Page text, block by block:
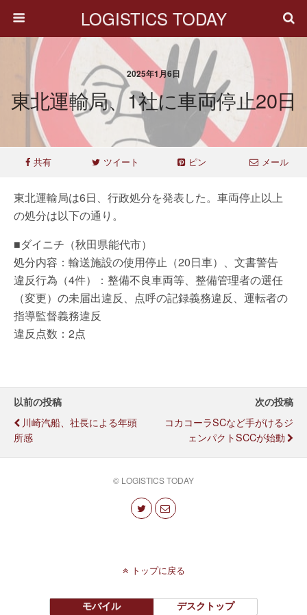
LOGISTICS TODAY
2025年1月6日
東北運輸局、1社に車両停止20日
共有 ツイート ピン メール
東北運輸局は6日、行政処分を発表した。車両停止以上
の処分は以下の通り。
■ダイニチ（秋田県能代市）
処分内容：輸送施設の使用停止（20日車）、文書警告
違反行為（4件）：整備不良車両等、整備管理者の選任
（変更）の未届出違反、点呼の記録義務違反、運転者の
指導監督義務違反
違反点数：2点
以前の投稿
川崎汽船、社長による年頭
所感
次の投稿
コカコーラSCなど手がけるジ
ェンパクトSCCが始動
© LOGISTICS TODAY
トップに戻る
モバイル デスクトップ